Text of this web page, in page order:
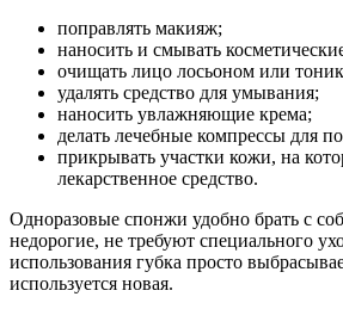
поправлять макияж;
наносить и смывать
очищать лицо лосьоном или
удалять средство для умывания;
наносить увлажняющие крема;
делать лечебные компрессы для
прикрывать участки кожи, на
лекарственное средство.
Одноразовые спонжи удобно брать с
недорогие, не требуют специального
использования губка просто
используется новая.